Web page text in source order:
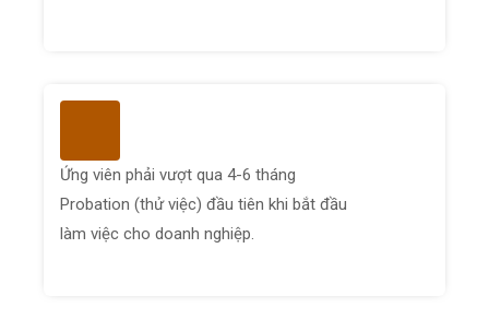
Ứng viên phải vượt qua 4-6 tháng
Probation (thử việc) đầu tiên khi bắt đầu
làm việc cho doanh nghiệp.